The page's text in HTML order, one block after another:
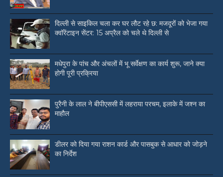
दिल्ली से साइकिल चला कर घर लौट रहे छ: मजदूरों को भेजा गया
क्वॉरेंटाइन सेंटर: 15 अप्रैल को चले थे दिल्ली से
मधेपुरा के पांच और अंचलों में भू सर्वेक्षण का कार्य शुरू, जाने क्या
होगी पूरी प्रक्रिया
पुरैनी के लाल ने बीपीएससी में लहराया परचम, इलाके में जश्न का
माहौल
डीलर को दिया गया राशन कार्ड और पासबुक से आधार को जोड़ने
का निर्देश